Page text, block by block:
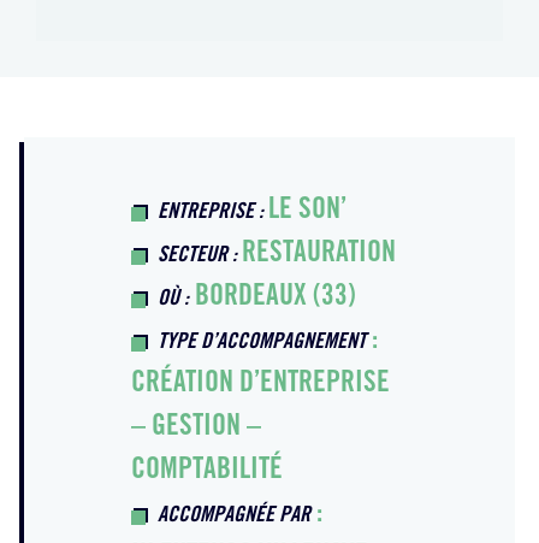
ENTREPRISE : LE SON’
SECTEUR : RESTAURATION
OÙ :BORDEAUX (33)
TYPE D’ACCOMPAGNEMENT:
CRÉATION D’ENTREPRISE
– GESTION –
COMPTABILITÉ
ACCOMPAGNÉE PAR: